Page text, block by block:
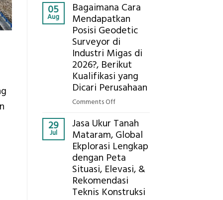
Estimasi
Biaya
Per
m²
untuk
Rumah
Sejuk
Tanpa
AC
Pemetaan
Drone
LiDAR
Mataram,
Global
Ekplorasi
Solusi
Pemetaan
05
Aug
Bagaimana Cara
Mendapatkan
Posisi Geodetic
Surveyor di
Industri Migas di
2026?, Berikut
Kualifikasi yang
Dicari Perusahaan
Comments Offon
Cara
Mendapatkan
Posisi
Geodetic
Surveyor
di
Industri
29
Jul
Jasa Ukur Tanah
Mataram, Global
Ekplorasi Lengkap
dengan Peta
Situasi, Elevasi, &
Rekomendasi
Teknis Konstruksi